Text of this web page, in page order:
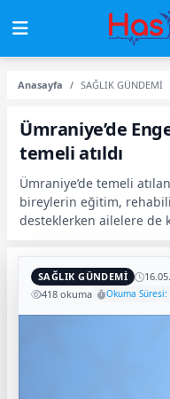
Anasayfa SAĞLIK GÜNDEMİ
Ümraniye’de
temeli atıldı
Ümraniye’de temeli
bireylerin eğitim,
desteklerken ailelere de
SAĞLIK GÜNDEMİ
418 okuma
Okuma Süresi: